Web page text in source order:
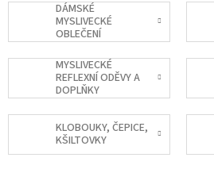
DÁMSKÉ
MYSLIVECKÉ
OBLEČENÍ
MYSLIVECKÉ
REFLEXNÍ ODĚVY A
DOPLŇKY
KLOBOUKY, ČEPICE,
KŠILTOVKY